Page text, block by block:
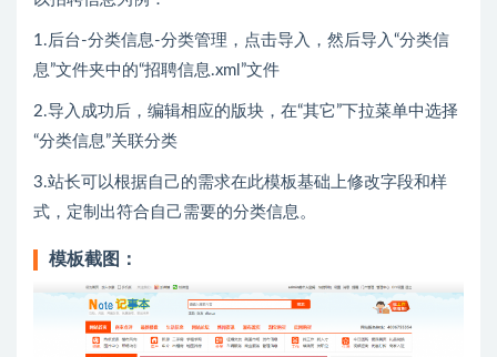
1.后台-分类信息-分类管理，点击导入，然后导入“分类信
息”文件夹中的“招聘信息.xml”文件
2.导入成功后，编辑相应的版块，在“其它”下拉菜单中选择
“分类信息”关联分类
3.站长可以根据自己的需求在此模板基础上修改字段和样
式，定制出符合自己需要的分类信息。
模板截图：